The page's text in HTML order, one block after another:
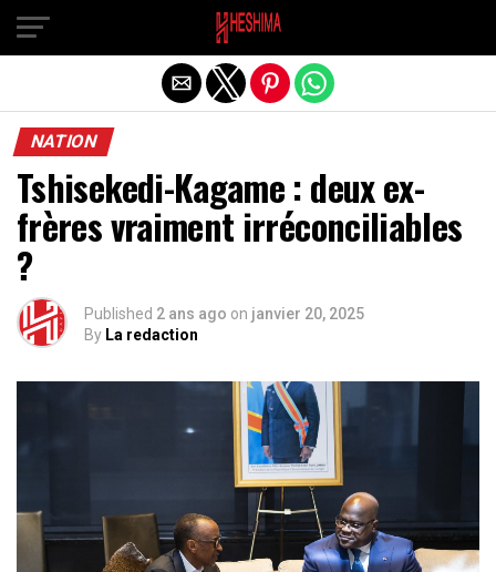
NATION
Tshisekedi-Kagame : deux ex-
frères vraiment irréconciliables
?
Published 2 ans ago on janvier 20, 2025
By La redaction
Quitter la version mobile